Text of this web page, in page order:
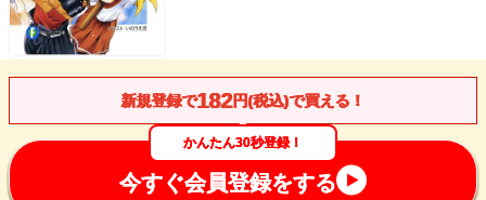
新規登録で182円(税込)で買える！
かんたん30秒登録！
今すぐ会員登録をする